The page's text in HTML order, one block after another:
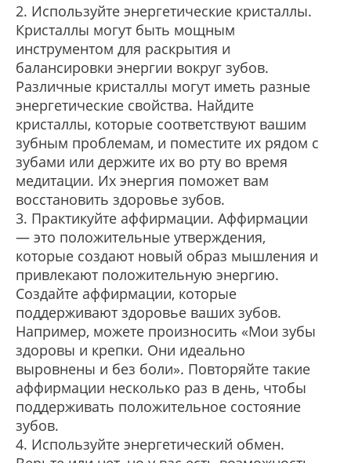
2. Используйте энергетические кристаллы.
Кристаллы могут быть мощным
инструментом для раскрытия и
балансировки энергии вокруг зубов.
Различные кристаллы могут иметь разные
энергетические свойства. Найдите
кристаллы, которые соответствуют вашим
зубным проблемам, и поместите их рядом с
зубами или держите их во рту во время
медитации. Их энергия поможет вам
восстановить здоровье зубов.
3. Практикуйте аффирмации. Аффирмации
— это положительные утверждения,
которые создают новый образ мышления и
привлекают положительную энергию.
Создайте аффирмации, которые
поддерживают здоровье ваших зубов.
Например, можете произносить «Мои зубы
здоровы и крепки. Они идеально
выровнены и без боли». Повторяйте такие
аффирмации несколько раз в день, чтобы
поддерживать положительное состояние
зубов.
4. Используйте энергетический обмен.